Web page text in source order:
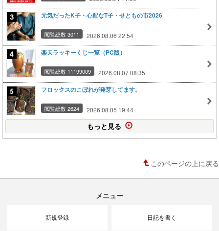
元気だったK子・心配なT子・せともの市2026
閲覧総数 3011 2026.08.06 22:54
楽天ラッキーくじ一覧（PC版）
閲覧総数 11199009 2026.08.07 08:35
フロックスのこぼれが発芽してます。
閲覧総数 2624 2026.08.05 19:44
もっと見る
このページの上に戻る
メニュー
新規登録 日記を書く